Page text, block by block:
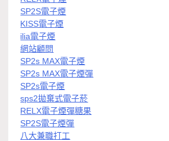
SP2S電子煙
KISS電子煙
ilia電子煙
網站顧問
SP2s MAX電子煙
SP2s MAX電子煙彈
SP2s電子煙
sps2拋棄式電子菸
RELX電子煙彈糖果
SP2S電子煙彈
八大兼職打工